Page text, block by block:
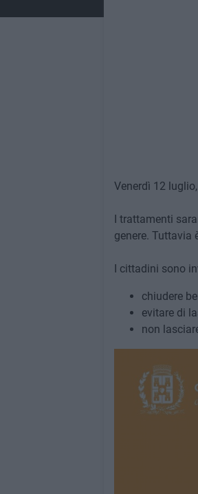
Venerdì 12
I trattamenti
genere. Tuttavia
I cittadini sono
chiudere
evitare di
non